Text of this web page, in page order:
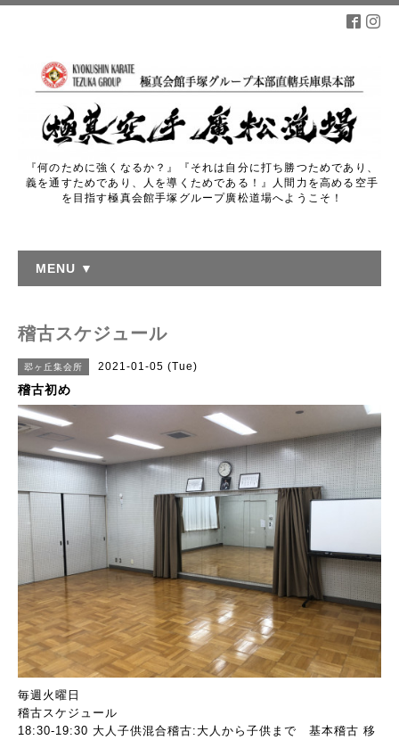
『何のために強くなるか？』『それは自分に打ち勝つためであり、
義を通すためであり、人を導くためである！』人間力を高める空手
を目指す極真会館手塚グループ廣松道場へようこそ！
MENU ▼
稽古スケジュール
翆ヶ丘集会所 2021-01-05 (Tue)
稽古初め
毎週火曜日
稽古スケジュール
18:30-19:30 大人子供混合稽古:大人から子供まで 基本稽古 移